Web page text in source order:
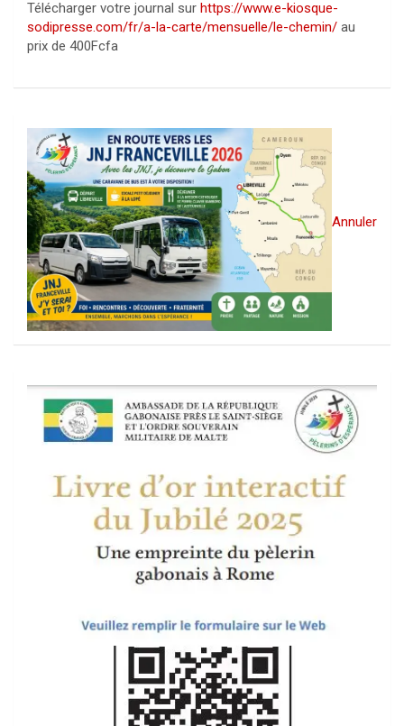
Télécharger votre journal sur https://www.e-kiosque-
sodipresse.com/fr/a-la-carte/mensuelle/le-chemin/ au
prix de 400Fcfa
Annuler